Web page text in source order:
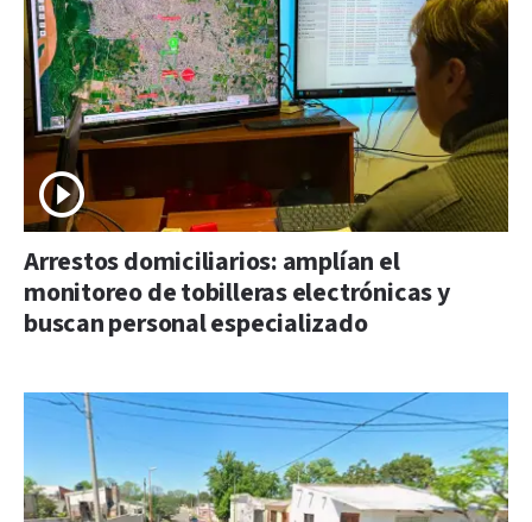
Arrestos domiciliarios: amplían el
monitoreo de tobilleras electrónicas y
buscan personal especializado